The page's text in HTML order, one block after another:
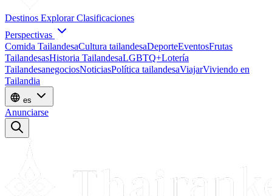
Destinos Explorar Clasificaciones
Perspectivas
Comida TailandesaCultura tailandesaDeporteEventosFrutas
TailandesasHistoria TailandesaLGBTQ+Lotería
TailandesanegociosNoticiasPolítica tailandesaViajarViviendo en
Tailandia
es
Anunciarse